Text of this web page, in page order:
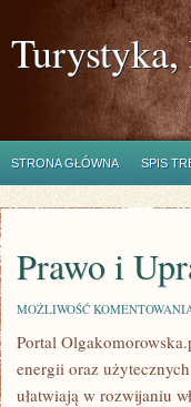
Turystyka,
STRONA GŁÓWNA SPIS
Prawo i
MOŻLIWOŚĆ
Portal
energii oraz
ułatwiają w rozwijaniu